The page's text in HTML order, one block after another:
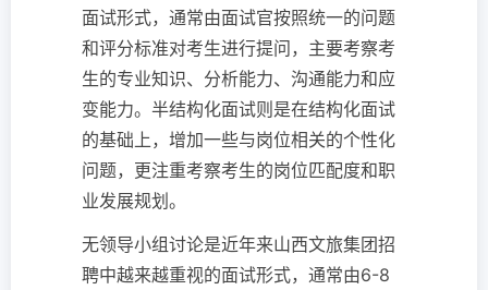
面试形式，通常由面试官按照统一的问题
和评分标准对考生进行提问，主要考察考
生的专业知识、分析能力、沟通能力和应
变能力。半结构化面试则是在结构化面试
的基础上，增加一些与岗位相关的个性化
问题，更注重考察考生的岗位匹配度和职
业发展规划。
无领导小组讨论是近年来山西文旅集团招
聘中越来越重视的面试形式，通常由6-8